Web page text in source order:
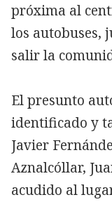
próxima al
los autobuses,
salir la
El presunto
identificado y
Javier
Aznalcóllar,
acudido al